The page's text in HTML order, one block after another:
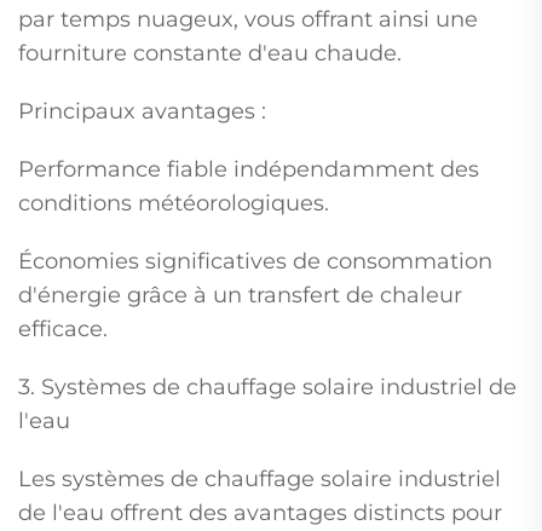
par temps nuageux, vous offrant ainsi une
fourniture constante d'eau chaude.
Principaux avantages :
Performance fiable indépendamment des
conditions météorologiques.
Économies significatives de consommation
d'énergie grâce à un transfert de chaleur
efficace.
3. Systèmes de chauffage solaire industriel de
l'eau
Les systèmes de chauffage solaire industriel
de l'eau offrent des avantages distincts pour